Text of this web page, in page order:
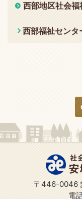
西部地区社会福
西部福祉センタ
〒446-0046
電